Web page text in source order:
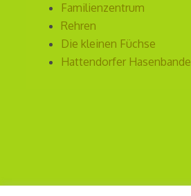
Familienzentrum
Rehren
Die kleinen Füchse
Hattendorfer Hasenbande